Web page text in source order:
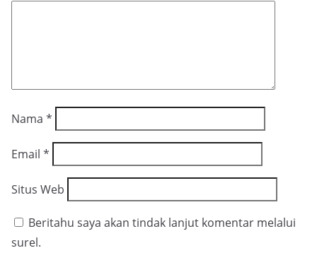
Nama *
Email *
Situs Web
Beritahu saya akan tindak lanjut komentar melalui
surel.